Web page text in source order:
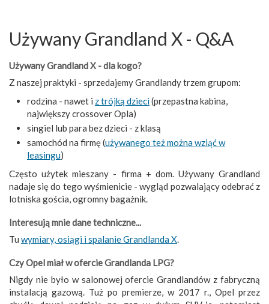
Używany Grandland X - Q&A
Używany Grandland X - dla kogo?
Z naszej praktyki - sprzedajemy Grandlandy trzem grupom:
rodzina - nawet i z trójką dzieci(przepastna kabina,
największy crossover Opla)
singiel lub para bez dzieci - z klasą
samochód na firmę (używanego też można wziąć w
leasingu)
Często użytek mieszany - firma + dom. Używany Grandland
nadaje się do tego wyśmienicie - wygląd pozwalający odebrać z
lotniska gościa, ogromny bagażnik.
Interesują mnie dane techniczne...
Tu wymiary, osiągi i spalanie Grandlanda X.
Czy Opel miał w ofercie Grandlanda LPG?
Nigdy nie było w salonowej ofercie Grandlandów z fabryczną
instalacją gazową. Tuż po premierze, w 2017 r., Opel przez